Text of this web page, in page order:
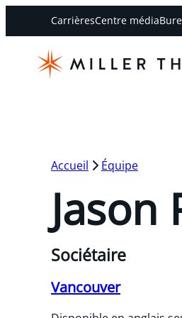
CarrièresCentre média
Accueil Équipe
Jason
Sociétaire
Vancouver